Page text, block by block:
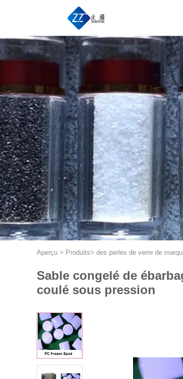
Aperçu > Produits> des perles de verre de
Sable congelé de
coulé sous pression